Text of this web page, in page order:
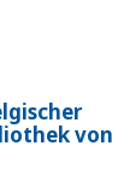
von